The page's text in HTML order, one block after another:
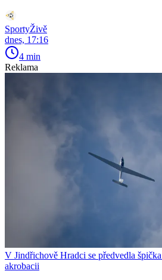
SportyŽivě
dnes, 17:16
4 min
Reklama
V Jindřichově Hradci se předvedla
akrobacii